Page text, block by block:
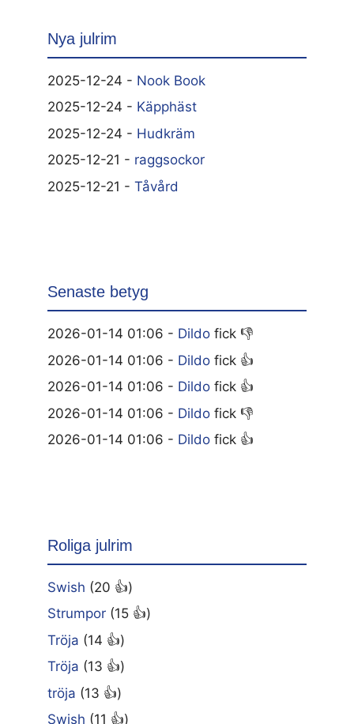
Nya julrim
2025-12-24 - Nook Book
2025-12-24 - Käpphäst
2025-12-24 - Hudkräm
2025-12-21 - raggsockor
2025-12-21 - Tåvård
Senaste betyg
2026-01-14 01:06 - Dildo fick 👎
2026-01-14 01:06 - Dildo fick 👍
2026-01-14 01:06 - Dildo fick 👍
2026-01-14 01:06 - Dildo fick 👎
2026-01-14 01:06 - Dildo fick 👍
Roliga julrim
Swish (20 👍)
Strumpor (15 👍)
Tröja (14 👍)
Tröja (13 👍)
tröja (13 👍)
Swish (11 👍)